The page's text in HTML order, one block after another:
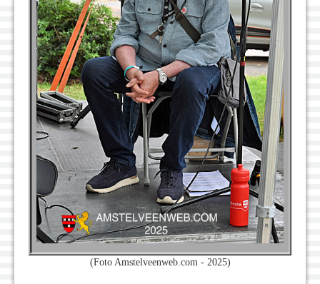
(Foto Amstelveenweb.com - 2025)